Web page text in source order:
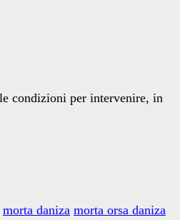
condizioni per intervenire, in
morta daniza morta orsa daniza